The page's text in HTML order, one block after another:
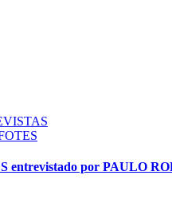
entrevistado por PAULO